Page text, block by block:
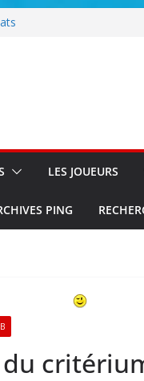
seniors
LES JOUEURS
PING